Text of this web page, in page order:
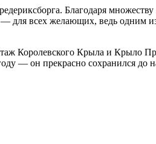
Благодаря
для всех желающих, ведь
Королевского Крыла и
— он прекрасно сохранился до